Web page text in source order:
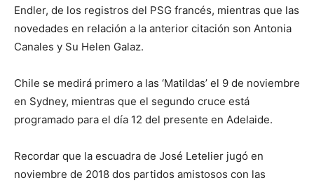
Endler, de los registros del PSG francés, mientras que las
novedades en relación a la anterior citación son Antonia
Canales y Su Helen Galaz.
Chile se medirá primero a las ‘Matildas’ el 9 de noviembre
en Sydney, mientras que el segundo cruce está
programado para el día 12 del presente en Adelaide.
Recordar que la escuadra de José Letelier jugó en
noviembre de 2018 dos partidos amistosos con las